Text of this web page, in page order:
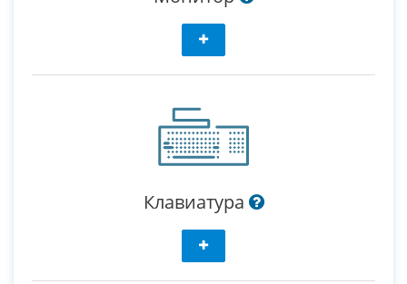
Клавиатура